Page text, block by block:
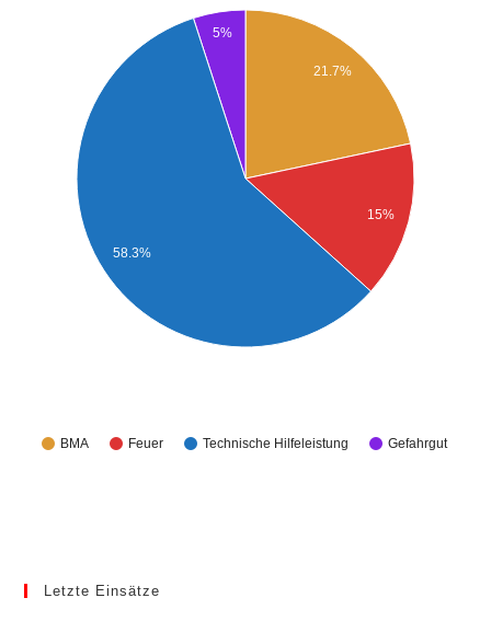
BMA Feuer Technische Hilfeleistung Gefahrgut
21.7%
15%
5%
58.3%
Letzte Einsätze